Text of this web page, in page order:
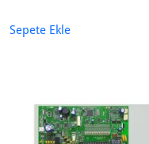
Sepete Ekle